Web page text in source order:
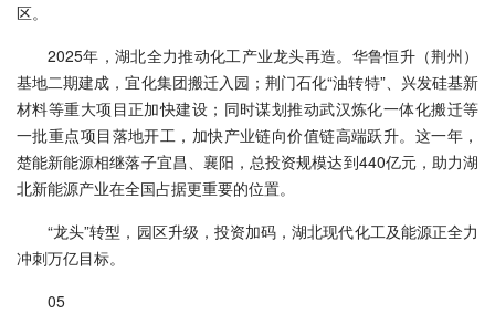
区。
2025年，湖北全力推动化工产业龙头再造。华鲁恒升（荆州）
基地二期建成，宜化集团搬迁入园；荆门石化“油转特”、兴发硅基新
材料等重大项目正加快建设；同时谋划推动武汉炼化一体化搬迁等
一批重点项目落地开工，加快产业链向价值链高端跃升。这一年，
楚能新能源相继落子宜昌、襄阳，总投资规模达到440亿元，助力湖
北新能源产业在全国占据更重要的位置。
“龙头”转型，园区升级，投资加码，湖北现代化工及能源正全力
冲刺万亿目标。
05